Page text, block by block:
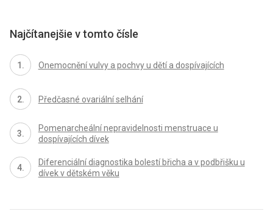
Najčítanejšie v tomto čísle
Onemocnění vulvy a pochvy u dětí a dospívajících
Předčasné ovariální selhání
Pomenarcheální nepravidelnosti menstruace u
dospívajících dívek
Diferenciální diagnostika bolestí břicha a v podbřišku u
dívek v dětském věku